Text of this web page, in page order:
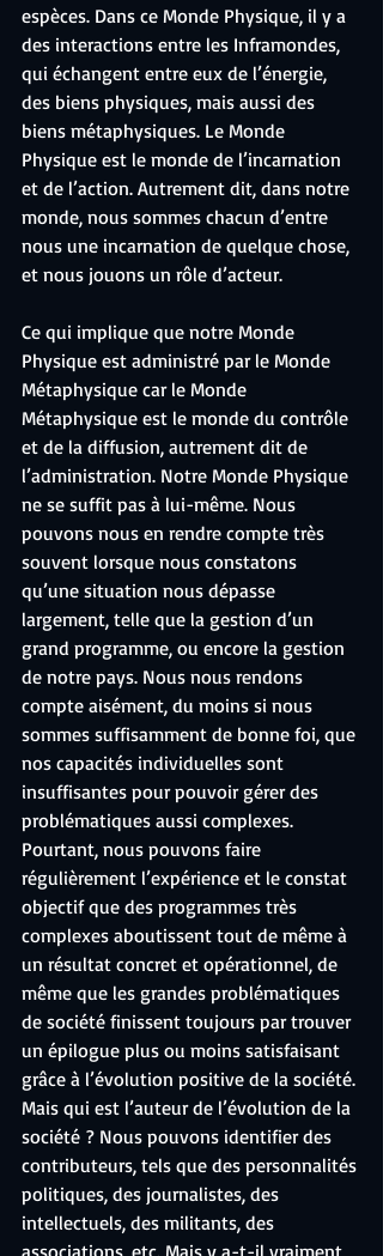
espèces. Dans ce Monde Physique, il y a
des interactions entre les Inframondes,
qui échangent entre eux de l’énergie,
des biens physiques, mais aussi des
biens métaphysiques. Le Monde
Physique est le monde de l’incarnation
et de l’action. Autrement dit, dans notre
monde, nous sommes chacun d’entre
nous une incarnation de quelque chose,
et nous jouons un rôle d’acteur.
Ce qui implique que notre Monde
Physique est administré par le Monde
Métaphysique car le Monde
Métaphysique est le monde du contrôle
et de la diffusion, autrement dit de
l’administration. Notre Monde Physique
ne se suffit pas à lui-même. Nous
pouvons nous en rendre compte très
souvent lorsque nous constatons
qu’une situation nous dépasse
largement, telle que la gestion d’un
grand programme, ou encore la gestion
de notre pays. Nous nous rendons
compte aisément, du moins si nous
sommes suffisamment de bonne foi, que
nos capacités individuelles sont
insuffisantes pour pouvoir gérer des
problématiques aussi complexes.
Pourtant, nous pouvons faire
régulièrement l’expérience et le constat
objectif que des programmes très
complexes aboutissent tout de même à
un résultat concret et opérationnel, de
même que les grandes problématiques
de société finissent toujours par trouver
un épilogue plus ou moins satisfaisant
grâce à l’évolution positive de la société.
Mais qui est l’auteur de l’évolution de la
société ? Nous pouvons identifier des
contributeurs, tels que des personnalités
politiques, des journalistes, des
intellectuels, des militants, des
associations, etc. Mais y a-t-il vraiment